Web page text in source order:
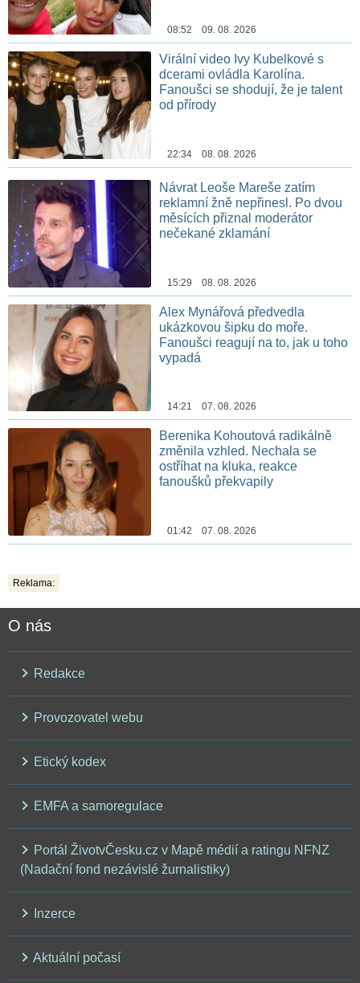
08:52 09. 08. 2026
Virální video Ivy Kubelkové s
dcerami ovládla Karolína.
Fanoušci se shodují, že je talent
od přírody
22:34 08. 08. 2026
Návrat Leoše Mareše zatím
reklamní žně nepřinesl. Po dvou
měsících přiznal moderátor
nečekané zklamání
15:29 08. 08. 2026
Alex Mynářová předvedla
ukázkovou šipku do moře.
Fanoušci reagují na to, jak u toho
vypadá
14:21 07. 08. 2026
Berenika Kohoutová radikálně
změnila vzhled. Nechala se
ostříhat na kluka, reakce
fanoušků překvapily
01:42 07. 08. 2026
Reklama:
O nás
Redakce
Provozovatel webu
Etický kodex
EMFA a samoregulace
Portál ŽivotvČesku.cz v Mapě médií a ratingu NFNZ
(Nadační fond nezávislé žurnalistiky)
Inzerce
Aktuální počasí